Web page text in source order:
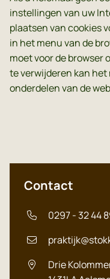
instellingen van uw
plaatsen van cookies
in het menu van de
moet voor de browser
te verwijderen kan
onderdelen van de
Contact
0297 - 32 44
Drie